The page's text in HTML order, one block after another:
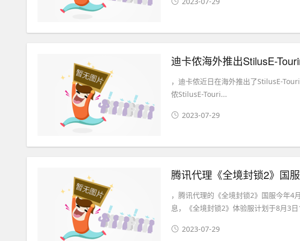
迪卡侬海外推出StilusE-
，迪卡侬近日在海外推出了StilusE-
侬StilusE-Touri...
2023-07-29
腾讯代理《全境封锁2》国
，腾讯代理的《全境封锁2》国服今年4
息，《全境封锁2》体验服计划于8月3
2023-07-29